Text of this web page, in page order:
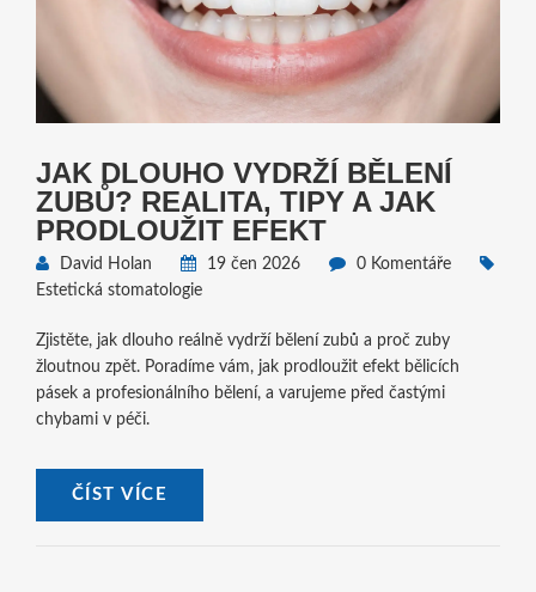
JAK DLOUHO VYDRŽÍ BĚLENÍ
ZUBŮ? REALITA, TIPY A JAK
PRODLOUŽIT EFEKT
David Holan 19 čen 2026
0 Komentáře
Estetická stomatologie
Zjistěte, jak dlouho reálně vydrží bělení zubů a proč zuby
žloutnou zpět. Poradíme vám, jak prodloužit efekt bělicích
pásek a profesionálního bělení, a varujeme před častými
chybami v péči.
ČÍST VÍCE